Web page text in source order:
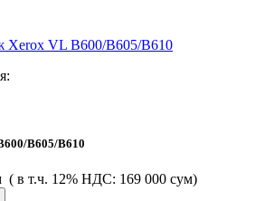
B605/B610
( в т.ч. 12% НДС: 169 000 сум)